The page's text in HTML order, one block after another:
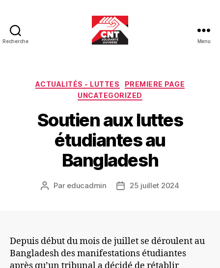
Recherche Menu
Catégories
ACTUALITÉS - LUTTES
PREMIERE PAGE
UNCATEGORIZED
Soutien aux luttes
étudiantes au
Bangladesh
Auteur
Par educadmin
Date25 juillet 2024
Depuis début du mois de juillet se déroulent au
Bangladesh des manifestations étudiantes